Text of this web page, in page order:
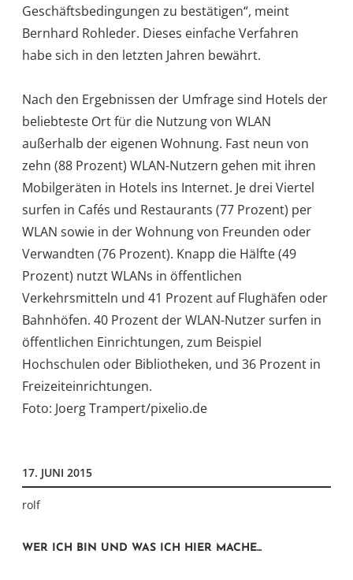
Geschäftsbedingungen zu bestätigen“, meint
Bernhard Rohleder. Dieses einfache Verfahren
habe sich in den letzten Jahren bewährt.
Nach den Ergebnissen der Umfrage sind Hotels der
beliebteste Ort für die Nutzung von WLAN
außerhalb der eigenen Wohnung. Fast neun von
zehn (88 Prozent) WLAN-Nutzern gehen mit ihren
Mobilgeräten in Hotels ins Internet. Je drei Viertel
surfen in Cafés und Restaurants (77 Prozent) per
WLAN sowie in der Wohnung von Freunden oder
Verwandten (76 Prozent). Knapp die Hälfte (49
Prozent) nutzt WLANs in öffentlichen
Verkehrsmitteln und 41 Prozent auf Flughäfen oder
Bahnhöfen. 40 Prozent der WLAN-Nutzer surfen in
öffentlichen Einrichtungen, zum Beispiel
Hochschulen oder Bibliotheken, und 36 Prozent in
Freizeiteinrichtungen.
Foto: Joerg Trampert/pixelio.de
17. JUNI 2015
rolf
WER ICH BIN UND WAS ICH HIER MACHE...